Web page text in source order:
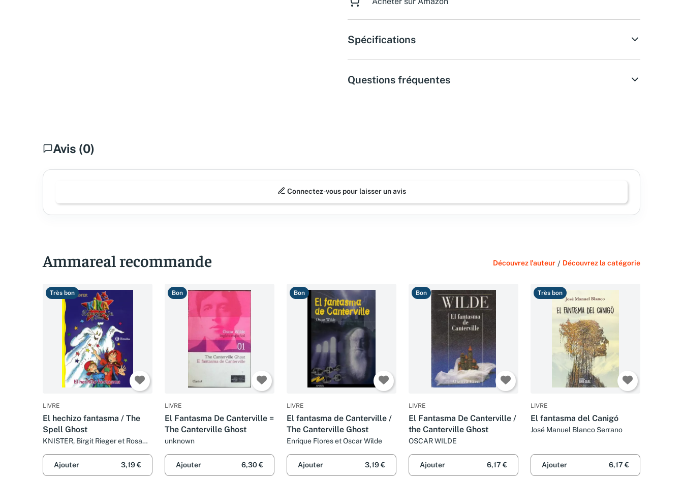
Spécifications
Questions fréquentes
Avis (0)
Connectez-vous pour laisser un avis
Ammareal recommande Découvrez l'auteur / Découvrez la catégorie
Très bon
LIVRE
El hechizo fantasma / The
Spell Ghost
KNISTER, Birgit Rieger et Rosa
Ajouter
3,19 €
Bon
LIVRE
El Fantasma De Canterville =
The Canterville Ghost
unknown
Ajouter 6,30 €
Bon
LIVRE
El fantasma de Canterville /
The Canterville Ghost
Enrique Flores et Oscar Wilde
Ajouter 3,19 €
Bon
LIVRE
El Fantasma De Canterville /
the Canterville Ghost
OSCAR WILDE
Ajouter 6,17 €
Très bon
LIVRE
El fantasma del Canigó
José Manuel Blanco Serrano
Ajouter 6,17 €